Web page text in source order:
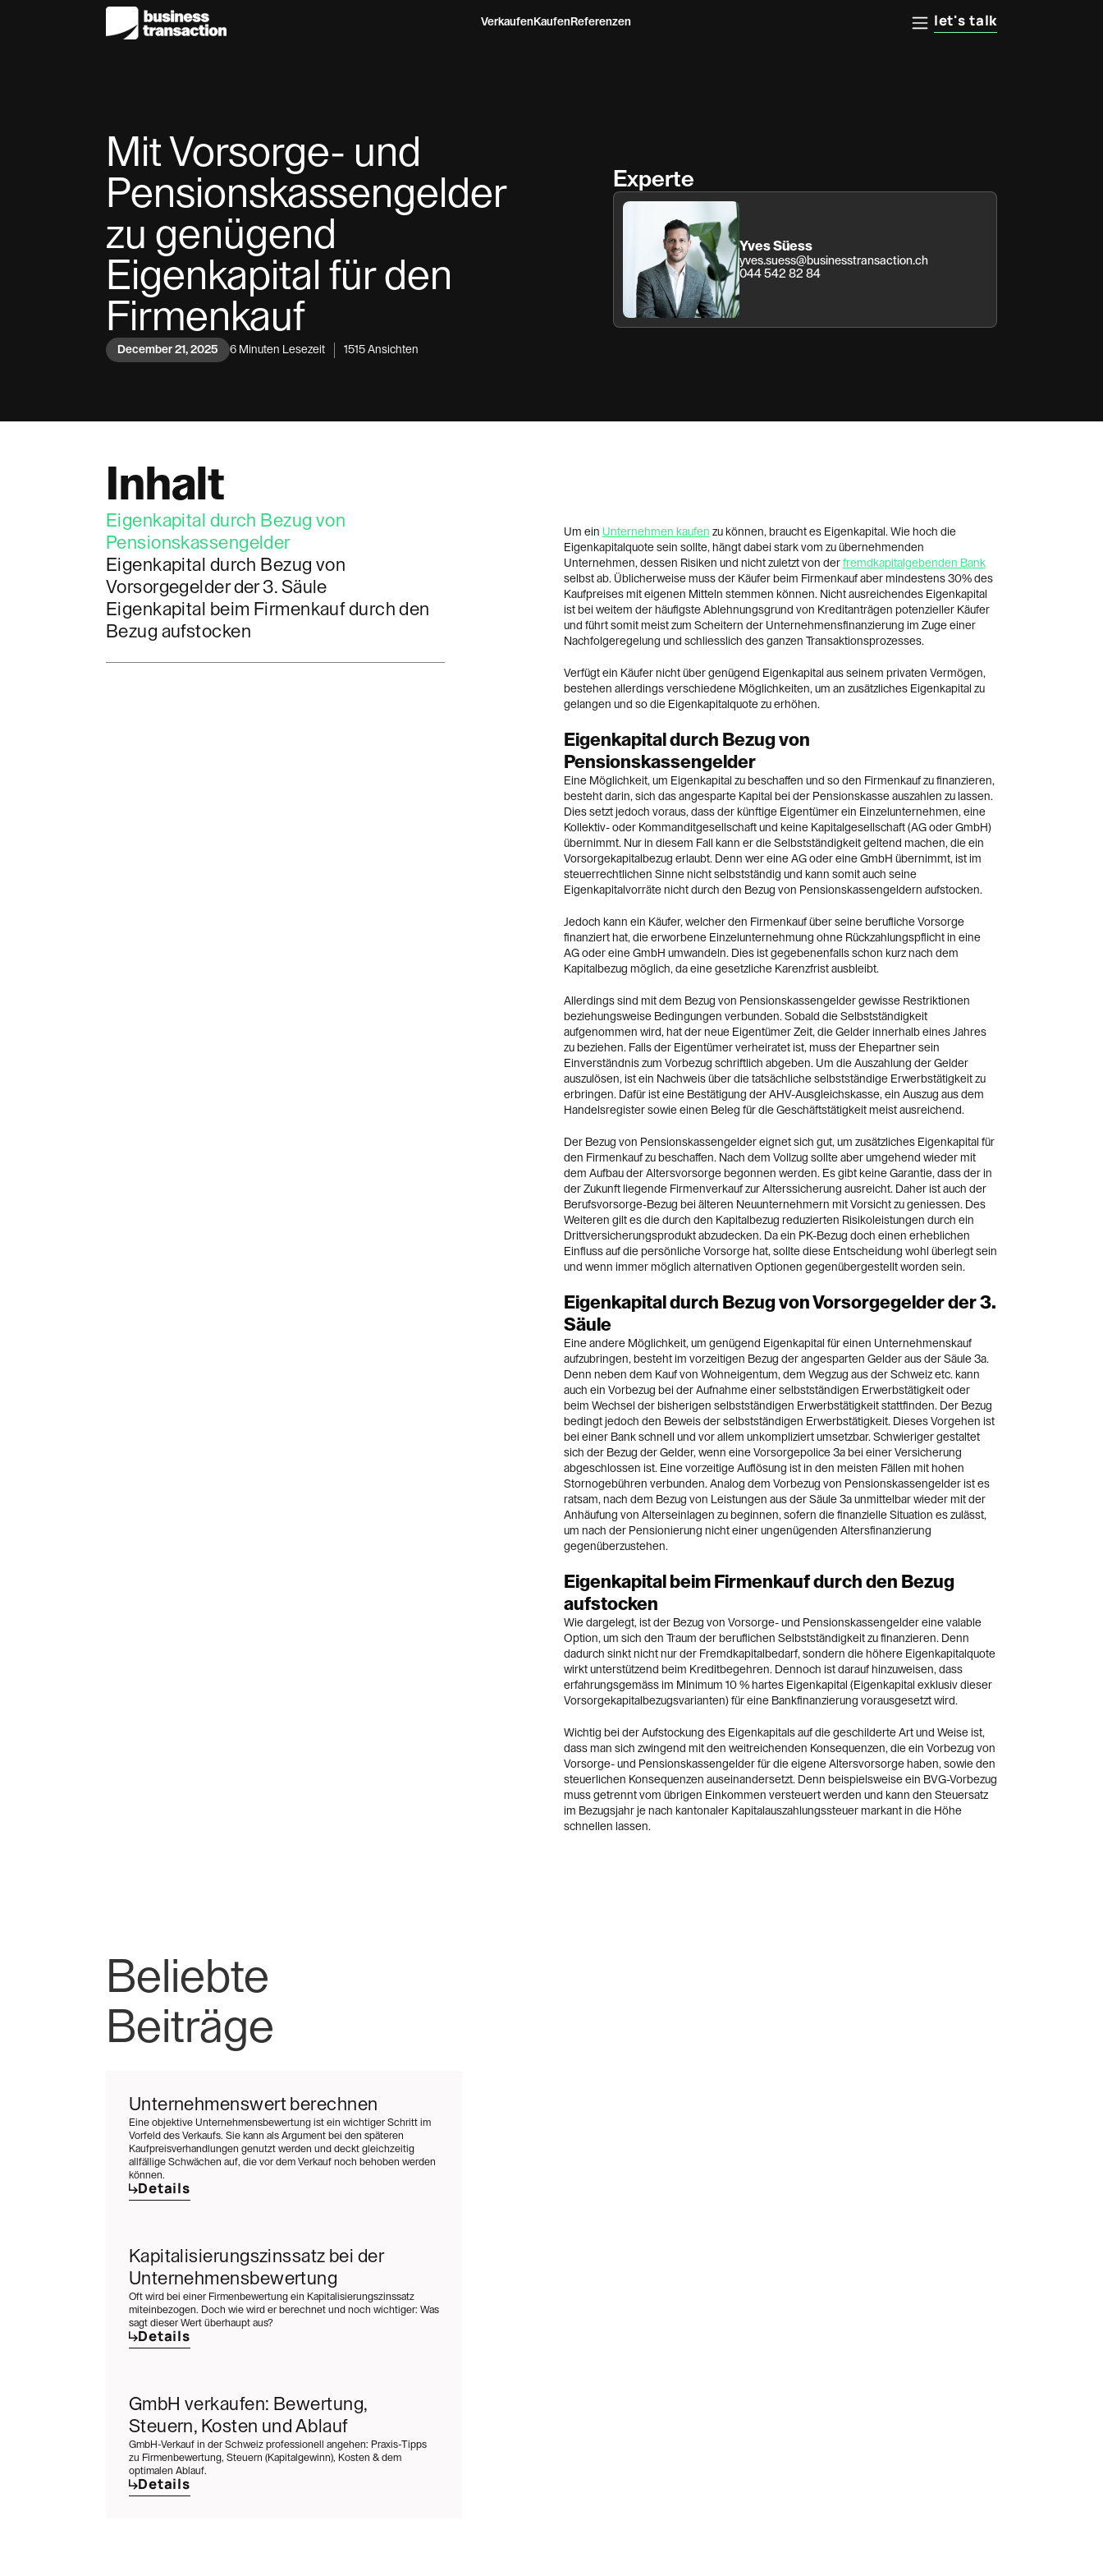
VerkaufenKaufenReferenzen let's talk
Mit Vorsorge- und
Pensionskassengelder
zu genügend
Eigenkapital für den
Firmenkauf
December 21, 2025 6 Minuten Lesezeit 1515 Ansichten
Experte
Yves Süess
yves.suess@businesstransaction.ch
044 542 82 84
Inhalt
Eigenkapital durch Bezug von
Pensionskassengelder
Eigenkapital durch Bezug von
Vorsorgegelder der 3. Säule
Eigenkapital beim Firmenkauf durch den
Bezug aufstocken
Um ein Unternehmen kaufen zu können, braucht es Eigenkapital. Wie hoch die
Eigenkapitalquote sein sollte, hängt dabei stark vom zu übernehmenden
Unternehmen, dessen Risiken und nicht zuletzt von der fremdkapitalgebenden Bank
selbst ab. Üblicherweise muss der Käufer beim Firmenkauf aber mindestens 30% des
Kaufpreises mit eigenen Mitteln stemmen können. Nicht ausreichendes Eigenkapital
ist bei weitem der häufigste Ablehnungsgrund von Kreditanträgen potenzieller Käufer
und führt somit meist zum Scheitern der Unternehmensfinanzierung im Zuge einer
Nachfolgeregelung und schliesslich des ganzen Transaktionsprozesses.
Verfügt ein Käufer nicht über genügend Eigenkapital aus seinem privaten Vermögen,
bestehen allerdings verschiedene Möglichkeiten, um an zusätzliches Eigenkapital zu
gelangen und so die Eigenkapitalquote zu erhöhen.
Eigenkapital durch Bezug von
Pensionskassengelder
Eine Möglichkeit, um Eigenkapital zu beschaffen und so den Firmenkauf zu finanzieren,
besteht darin, sich das angesparte Kapital bei der Pensionskasse auszahlen zu lassen.
Dies setzt jedoch voraus, dass der künftige Eigentümer ein Einzelunternehmen, eine
Kollektiv- oder Kommanditgesellschaft und keine Kapitalgesellschaft (AG oder GmbH)
übernimmt. Nur in diesem Fall kann er die Selbstständigkeit geltend machen, die ein
Vorsorgekapitalbezug erlaubt. Denn wer eine AG oder eine GmbH übernimmt, ist im
steuerrechtlichen Sinne nicht selbstständig und kann somit auch seine
Eigenkapitalvorräte nicht durch den Bezug von Pensionskassengeldern aufstocken.
Jedoch kann ein Käufer, welcher den Firmenkauf über seine berufliche Vorsorge
finanziert hat, die erworbene Einzelunternehmung ohne Rückzahlungspflicht in eine
AG oder eine GmbH umwandeln. Dies ist gegebenenfalls schon kurz nach dem
Kapitalbezug möglich, da eine gesetzliche Karenzfrist ausbleibt.
Allerdings sind mit dem Bezug von Pensionskassengelder gewisse Restriktionen
beziehungsweise Bedingungen verbunden. Sobald die Selbstständigkeit
aufgenommen wird, hat der neue Eigentümer Zeit, die Gelder innerhalb eines Jahres
zu beziehen. Falls der Eigentümer verheiratet ist, muss der Ehepartner sein
Einverständnis zum Vorbezug schriftlich abgeben. Um die Auszahlung der Gelder
auszulösen, ist ein Nachweis über die tatsächliche selbstständige Erwerbstätigkeit zu
erbringen. Dafür ist eine Bestätigung der AHV-Ausgleichskasse, ein Auszug aus dem
Handelsregister sowie einen Beleg für die Geschäftstätigkeit meist ausreichend.
Der Bezug von Pensionskassengelder eignet sich gut, um zusätzliches Eigenkapital für
den Firmenkauf zu beschaffen. Nach dem Vollzug sollte aber umgehend wieder mit
dem Aufbau der Altersvorsorge begonnen werden. Es gibt keine Garantie, dass der in
der Zukunft liegende Firmenverkauf zur Alterssicherung ausreicht. Daher ist auch der
Berufsvorsorge-Bezug bei älteren Neuunternehmern mit Vorsicht zu geniessen. Des
Weiteren gilt es die durch den Kapitalbezug reduzierten Risikoleistungen durch ein
Drittversicherungsprodukt abzudecken. Da ein PK-Bezug doch einen erheblichen
Einfluss auf die persönliche Vorsorge hat, sollte diese Entscheidung wohl überlegt sein
und wenn immer möglich alternativen Optionen gegenübergestellt worden sein.
Eigenkapital durch Bezug von Vorsorgegelder der 3.
Säule
Eine andere Möglichkeit, um genügend Eigenkapital für einen Unternehmenskauf
aufzubringen, besteht im vorzeitigen Bezug der angesparten Gelder aus der Säule 3a.
Denn neben dem Kauf von Wohneigentum, dem Wegzug aus der Schweiz etc. kann
auch ein Vorbezug bei der Aufnahme einer selbstständigen Erwerbstätigkeit oder
beim Wechsel der bisherigen selbstständigen Erwerbstätigkeit stattfinden. Der Bezug
bedingt jedoch den Beweis der selbstständigen Erwerbstätigkeit. Dieses Vorgehen ist
bei einer Bank schnell und vor allem unkompliziert umsetzbar. Schwieriger gestaltet
sich der Bezug der Gelder, wenn eine Vorsorgepolice 3a bei einer Versicherung
abgeschlossen ist. Eine vorzeitige Auflösung ist in den meisten Fällen mit hohen
Stornogebühren verbunden. Analog dem Vorbezug von Pensionskassengelder ist es
ratsam, nach dem Bezug von Leistungen aus der Säule 3a unmittelbar wieder mit der
Anhäufung von Alterseinlagen zu beginnen, sofern die finanzielle Situation es zulässt,
um nach der Pensionierung nicht einer ungenügenden Altersfinanzierung
gegenüberzustehen.
Eigenkapital beim Firmenkauf durch den Bezug
aufstocken
Wie dargelegt, ist der Bezug von Vorsorge- und Pensionskassengelder eine valable
Option, um sich den Traum der beruflichen Selbstständigkeit zu finanzieren. Denn
dadurch sinkt nicht nur der Fremdkapitalbedarf, sondern die höhere Eigenkapitalquote
wirkt unterstützend beim Kreditbegehren. Dennoch ist darauf hinzuweisen, dass
erfahrungsgemäss im Minimum 10 % hartes Eigenkapital (Eigenkapital exklusiv dieser
Vorsorgekapitalbezugsvarianten) für eine Bankfinanzierung vorausgesetzt wird.
Wichtig bei der Aufstockung des Eigenkapitals auf die geschilderte Art und Weise ist,
dass man sich zwingend mit den weitreichenden Konsequenzen, die ein Vorbezug von
Vorsorge- und Pensionskassengelder für die eigene Altersvorsorge haben, sowie den
steuerlichen Konsequenzen auseinandersetzt. Denn beispielsweise ein BVG-Vorbezug
muss getrennt vom übrigen Einkommen versteuert werden und kann den Steuersatz
im Bezugsjahr je nach kantonaler Kapitalauszahlungssteuer markant in die Höhe
schnellen lassen.
Beliebte
Beiträge
Unternehmenswert berechnen
Eine objektive Unternehmensbewertung ist ein wichtiger Schritt im
Vorfeld des Verkaufs. Sie kann als Argument bei den späteren
Kaufpreisverhandlungen genutzt werden und deckt gleichzeitig
allfällige Schwächen auf, die vor dem Verkauf noch behoben werden
können.
Details
Kapitalisierungszinssatz bei der
Unternehmensbewertung
Oft wird bei einer Firmenbewertung ein Kapitalisierungszinssatz
miteinbezogen. Doch wie wird er berechnet und noch wichtiger: Was
sagt dieser Wert überhaupt aus?
Details
GmbH verkaufen: Bewertung,
Steuern, Kosten und Ablauf
GmbH-Verkauf in der Schweiz professionell angehen: Praxis-Tipps
zu Firmenbewertung, Steuern (Kapitalgewinn), Kosten & dem
optimalen Ablauf.
Details